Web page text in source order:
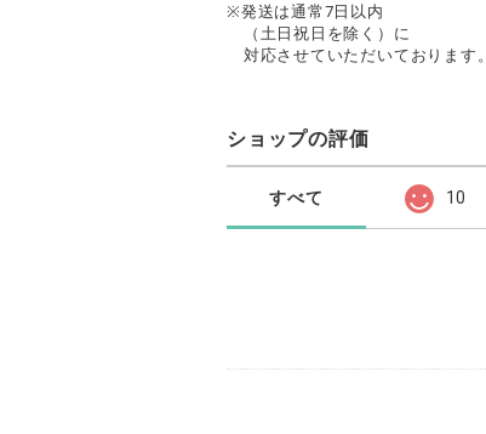
※発送は通常7日以内
（土日祝日を除く）に
対応させていただいております。
ショップの評価
すべて 10